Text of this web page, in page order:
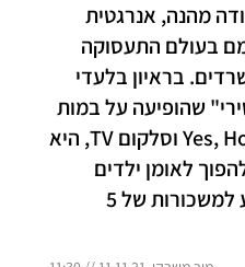
מהנה, אנרגטית
בעולם התעסוקה
בראיון בלעדי
שהופיעה על במות
גדולות וכיכבה בסדרות ב-Yes, Hot וסלקום TV, היא
לאומן ילדים
באירועים וימי הולדת ולהגיע למשכורות של 5